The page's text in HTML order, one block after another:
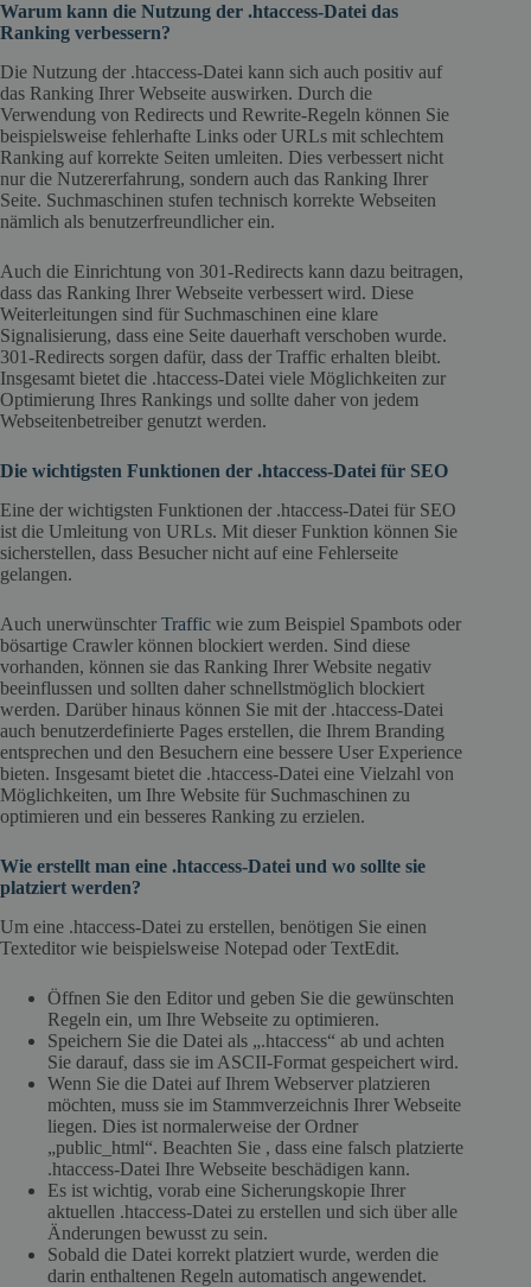
Warum kann die Nutzung der .htaccess-Datei das
Ranking verbessern?
Die Nutzung der .htaccess-Datei kann sich auch positiv auf
das Ranking Ihrer Webseite auswirken. Durch die
Verwendung von Redirects und Rewrite-Regeln können Sie
beispielsweise fehlerhafte Links oder URLs mit schlechtem
Ranking auf korrekte Seiten umleiten. Dies verbessert nicht
nur die Nutzererfahrung, sondern auch das Ranking Ihrer
Seite. Suchmaschinen stufen technisch korrekte Webseiten
nämlich als benutzerfreundlicher ein.
Auch die Einrichtung von 301-Redirects kann dazu beitragen,
dass das Ranking Ihrer Webseite verbessert wird. Diese
Weiterleitungen sind für Suchmaschinen eine klare
Signalisierung, dass eine Seite dauerhaft verschoben wurde.
301-Redirects sorgen dafür, dass der Traffic erhalten bleibt.
Insgesamt bietet die .htaccess-Datei viele Möglichkeiten zur
Optimierung Ihres Rankings und sollte daher von jedem
Webseitenbetreiber genutzt werden.
Die wichtigsten Funktionen der .htaccess-Datei für SEO
Eine der wichtigsten Funktionen der .htaccess-Datei für SEO
ist die Umleitung von URLs. Mit dieser Funktion können Sie
sicherstellen, dass Besucher nicht auf eine Fehlerseite
gelangen.
Auch unerwünschter Traffic wie zum Beispiel Spambots oder
bösartige Crawler können blockiert werden. Sind diese
vorhanden, können sie das Ranking Ihrer Website negativ
beeinflussen und sollten daher schnellstmöglich blockiert
werden. Darüber hinaus können Sie mit der .htaccess-Datei
auch benutzerdefinierte Pages erstellen, die Ihrem Branding
entsprechen und den Besuchern eine bessere User Experience
bieten. Insgesamt bietet die .htaccess-Datei eine Vielzahl von
Möglichkeiten, um Ihre Website für Suchmaschinen zu
optimieren und ein besseres Ranking zu erzielen.
Wie erstellt man eine .htaccess-Datei und wo sollte sie
platziert werden?
Um eine .htaccess-Datei zu erstellen, benötigen Sie einen
Texteditor wie beispielsweise Notepad oder TextEdit.
Öffnen Sie den Editor und geben Sie die gewünschten
Regeln ein, um Ihre Webseite zu optimieren.
Speichern Sie die Datei als „.htaccess“ ab und achten
Sie darauf, dass sie im ASCII-Format gespeichert wird.
Wenn Sie die Datei auf Ihrem Webserver platzieren
möchten, muss sie im Stammverzeichnis Ihrer Webseite
liegen. Dies ist normalerweise der Ordner
„public_html“. Beachten Sie , dass eine falsch platzierte
.htaccess-Datei Ihre Webseite beschädigen kann.
Es ist wichtig, vorab eine Sicherungskopie Ihrer
aktuellen .htaccess-Datei zu erstellen und sich über alle
Änderungen bewusst zu sein.
Sobald die Datei korrekt platziert wurde, werden die
darin enthaltenen Regeln automatisch angewendet.